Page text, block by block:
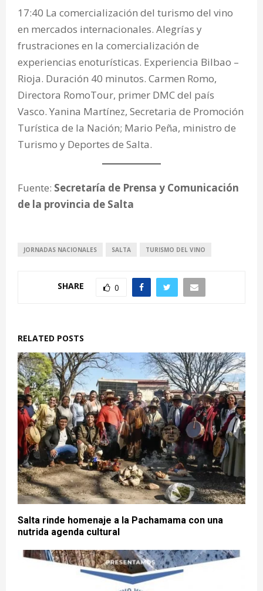
17:40 La comercialización del turismo del vino
en mercados internacionales. Alegrías y
frustraciones en la comercialización de
experiencias enoturísticas. Experiencia Bilbao –
Rioja. Duración 40 minutos. Carmen Romo,
Directora RomoTour, primer DMC del país
Vasco. Yanina Martínez, Secretaria de Promoción
Turística de la Nación; Mario Peña, ministro de
Turismo y Deportes de Salta.
Fuente: Secretaría de Prensa y Comunicación
de la provincia de Salta
JORNADAS NACIONALES SALTA TURISMO DEL VINO
SHARE 0
RELATED POSTS
Salta rinde homenaje a la Pachamama con una
nutrida agenda cultural